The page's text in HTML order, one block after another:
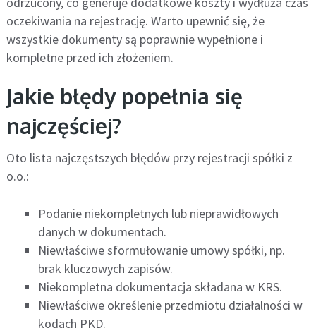
oczekiwania na rejestrację. Warto upewnić się, że
wszystkie dokumenty są poprawnie wypełnione i
kompletne przed ich złożeniem.
Jakie błędy popełnia się
najczęściej?
Oto lista najczęstszych błędów przy rejestracji spółki z
o.o.:
Podanie niekompletnych lub nieprawidłowych
danych w dokumentach.
Niewłaściwe sformułowanie umowy spółki, np.
brak kluczowych zapisów.
Niekompletna dokumentacja składana w KRS.
Niewłaściwe określenie przedmiotu działalności w
kodach PKD.